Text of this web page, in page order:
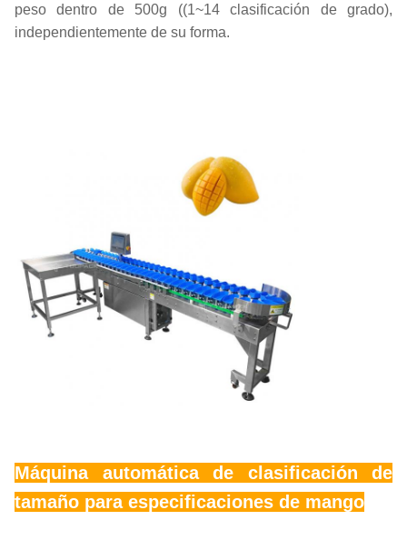
peso dentro de 500g ((1~14 clasificación de grado),
independientemente de su forma.
Máquina automática de clasificación de
tamaño para especificaciones de mango